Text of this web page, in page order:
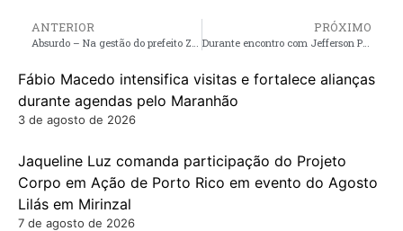
ANTERIOR
Absurdo – Na gestão do prefeito Zezildo Almeida em Santa Helena, alunos da zona rural ainda estudam em barracão
PRÓXIMO
Durante encontro com Jefferson Portella, prefeito Aldo Brown garante viatura nova, e a implantação de uma Escola Militar no Município de Porto Rico do Maranhão
Fábio Macedo intensifica visitas e fortalece alianças
durante agendas pelo Maranhão
3 de agosto de 2026
Jaqueline Luz comanda participação do Projeto
Corpo em Ação de Porto Rico em evento do Agosto
Lilás em Mirinzal
7 de agosto de 2026